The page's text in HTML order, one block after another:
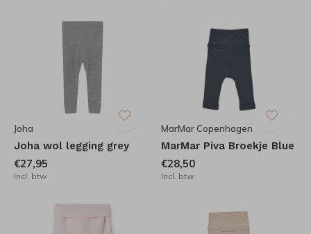
Joha
Joha wol legging grey
€27,95
Incl. btw
MarMar Copenhagen
MarMar Piva Broekje Blue
€28,50
Incl. btw